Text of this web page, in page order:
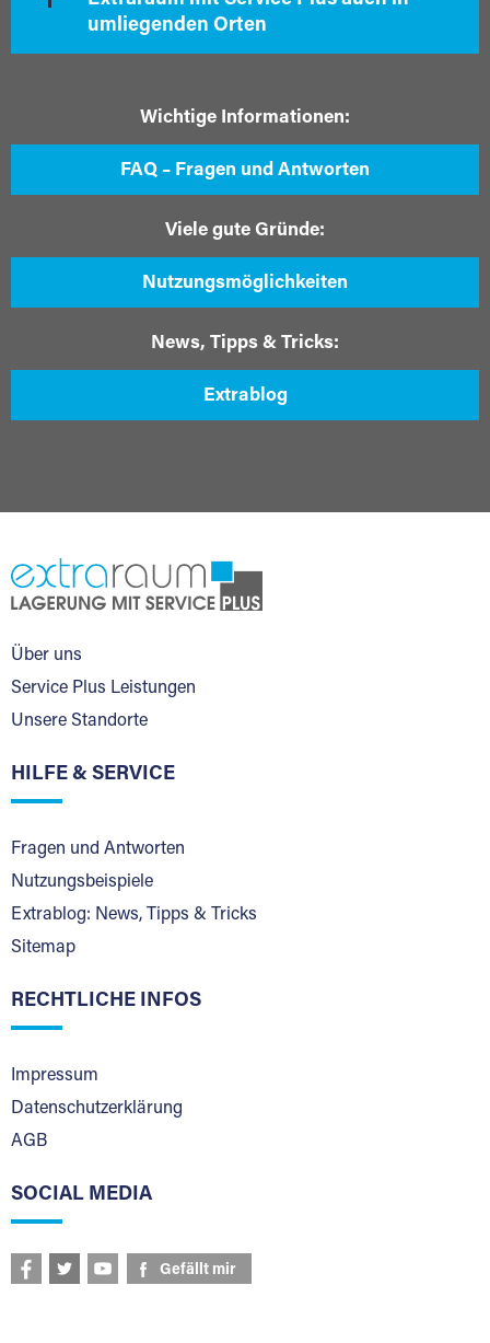
umliegenden Orten
Wichtige Informationen:
FAQ – Fragen und Antworten
Viele gute Gründe:
Nutzungsmöglichkeiten
News, Tipps & Tricks:
Extrablog
Über uns
Service Plus Leistungen
Unsere Standorte
HILFE & SERVICE
Fragen und Antworten
Nutzungsbeispiele
Extrablog: News, Tipps & Tricks
Sitemap
RECHTLICHE INFOS
Impressum
Datenschutzerklärung
AGB
SOCIAL MEDIA
Gefällt mir